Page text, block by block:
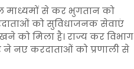
माध्यमों से कर भुगतान को
को सुविधाजनक सेवाएं
को मिला है। राज्य कर विभाग
नए करदाताओं को प्रणाली से